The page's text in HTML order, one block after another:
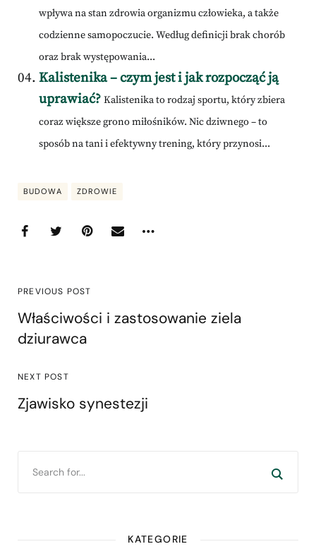
wpływa na stan zdrowia organizmu człowieka, a także
codzienne samopoczucie. Według definicji brak chorób
oraz brak występowania...
Kalistenika – czym jest i jak rozpocząć ją
uprawiać? Kalistenika to rodzaj sportu, który zbiera
coraz większe grono miłośników. Nic dziwnego – to
sposób na tani i efektywny trening, który przynosi...
BUDOWA ZDROWIE
PREVIOUS POST
Właściwości i zastosowanie ziela
dziurawca
NEXT POST
Zjawisko synestezji
KATEGORIE